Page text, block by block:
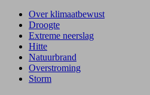
Over klimaatbewust
Droogte
Extreme neerslag
Hitte
Natuurbrand
Overstroming
Storm